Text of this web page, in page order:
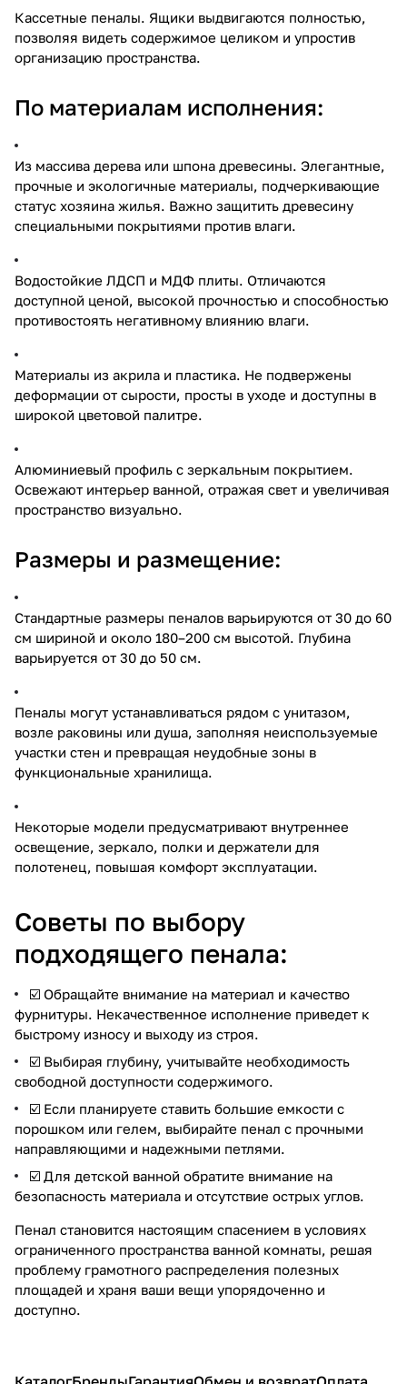
Кассетные пеналы. Ящики выдвигаются полностью,
позволяя видеть содержимое целиком и упростив
организацию пространства.
По материалам исполнения:
Из массива дерева или шпона древесины. Элегантные,
прочные и экологичные материалы, подчеркивающие
статус хозяина жилья. Важно защитить древесину
специальными покрытиями против влаги.
Водостойкие ЛДСП и МДФ плиты. Отличаются
доступной ценой, высокой прочностью и способностью
противостоять негативному влиянию влаги.
Материалы из акрила и пластика. Не подвержены
деформации от сырости, просты в уходе и доступны в
широкой цветовой палитре.
Алюминиевый профиль с зеркальным покрытием.
Освежают интерьер ванной, отражая свет и увеличивая
пространство визуально.
Размеры и размещение:
Стандартные размеры пеналов варьируются от 30 до 60
см шириной и около 180–200 см высотой. Глубина
варьируется от 30 до 50 см.
Пеналы могут устанавливаться рядом с унитазом,
возле раковины или душа, заполняя неиспользуемые
участки стен и превращая неудобные зоны в
функциональные хранилища.
Некоторые модели предусматривают внутреннее
освещение, зеркало, полки и держатели для
полотенец, повышая комфорт эксплуатации.
Советы по выбору
подходящего пенала:
☑️ Обращайте внимание на материал и качество
фурнитуры. Некачественное исполнение приведет к
быстрому износу и выходу из строя.
☑️ Выбирая глубину, учитывайте необходимость
свободной доступности содержимого.
☑️ Если планируете ставить большие емкости с
порошком или гелем, выбирайте пенал с прочными
направляющими и надежными петлями.
☑️ Для детской ванной обратите внимание на
безопасность материала и отсутствие острых углов.
Пенал становится настоящим спасением в условиях
ограниченного пространства ванной комнаты, решая
проблему грамотного распределения полезных
площадей и храня ваши вещи упорядоченно и
доступно.